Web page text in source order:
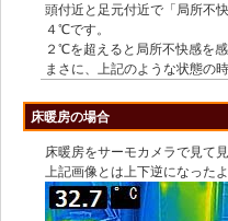
頭付近と足元付近で「局所不
４℃です。
２℃を超えると局所不快感を
まさに、上記のような状態の
床暖房の場合
床暖房をサーモカメラで見て見
上記画像とは上下逆になった